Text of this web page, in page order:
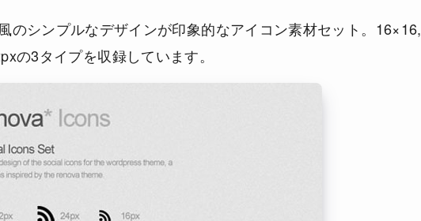
のシンプルなデザインが印象的なアイコン素材セット。16×16,
の3タイプを収録しています。